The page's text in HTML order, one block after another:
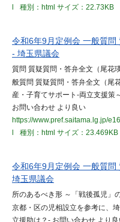
種別：html サイズ：22.73KB
令和6年9月定例会 一般質問
- 埼玉県議会
質問 質疑質問・答弁全文（尾花
般質問 質疑質問・答弁全文（尾
産・子育てサポート-両立支援策
お問い合わせ より良い
https://www.pref.saitama.lg.jp/
種別：html サイズ：23.469KB
令和6年9月定例会 一般質
埼玉県議会
所のあるべき形 ～「戦後孤児」
京都・区の児相設立を参考に、
立援助は？- お問い合わせ より